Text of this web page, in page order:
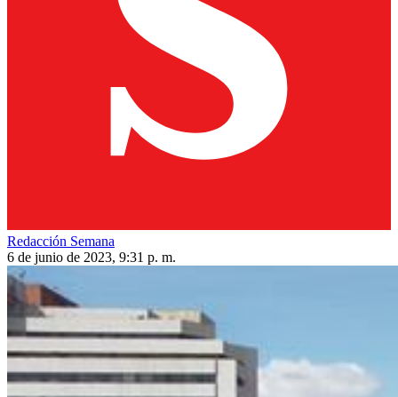
Redacción Semana
6 de junio de 2023, 9:31 p. m.